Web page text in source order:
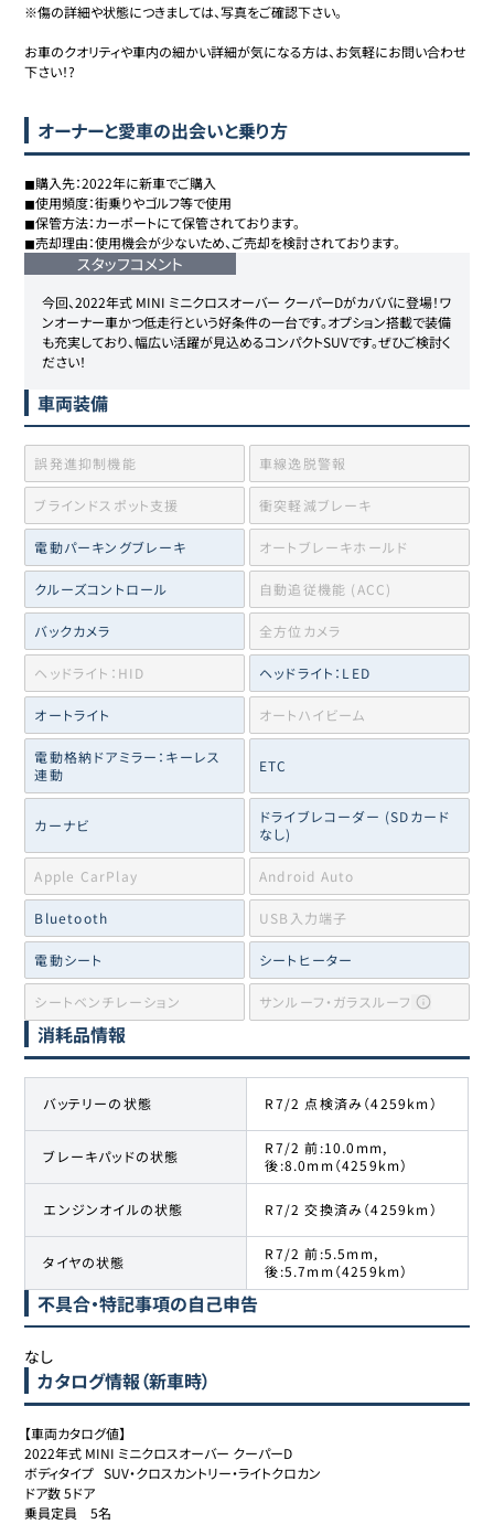
※傷の詳細や状態につきましては、写真をご確認下さい。
お車のクオリティや車内の細かい詳細が気になる方は、お気軽にお問い合わせ
下さい！?
オーナーと愛車の出会いと乗り方
◼︎購入先：2022年に新車でご購入
◼︎使用頻度：街乗りやゴルフ等で使用
◼︎保管方法：カーポートにて保管されております。
◼︎売却理由：使用機会が少ないため、ご売却を検討されております。
スタッフコメント
今回、2022年式 MINI ミニクロスオーバー クーパーDがカババに登場！ワ
ンオーナー車かつ低走行という好条件の一台です。オプション搭載で装備
も充実しており、幅広い活躍が見込めるコンパクトSUVです。ぜひご検討く
ださい！
車両装備
誤発進抑制機能 車線逸脱警報
ブラインドスポット支援 衝突軽減ブレーキ
電動パーキングブレーキ オートブレーキホールド
クルーズコントロール 自動追従機能 (ACC)
バックカメラ 全方位カメラ
ヘッドライト：HID ヘッドライト：LED
オートライト オートハイビーム
電動格納ドアミラー：キーレス
連動
ETC
カーナビ
ドライブレコーダー (SDカード
なし)
Apple CarPlay Android Auto
Bluetooth USB入力端子
電動シート シートヒーター
シートベンチレーション サンルーフ・ガラスルーフ
消耗品情報
バッテリーの状態 R7/2 点検済み（4259km）
ブレーキパッドの状態
R7/2 前:10.0mm,
後:8.0mm（4259km）
エンジンオイルの状態 R7/2 交換済み（4259km）
タイヤの状態
R7/2 前:5.5mm,
後:5.7mm（4259km）
不具合・特記事項の自己申告
なし
カタログ情報（新車時）
【車両カタログ値】
2022年式 MINI ミニクロスオーバー クーパーD
ボディタイプ	SUV・クロスカントリー・ライトクロカン
ドア数	5ドア
乗員定員	5名